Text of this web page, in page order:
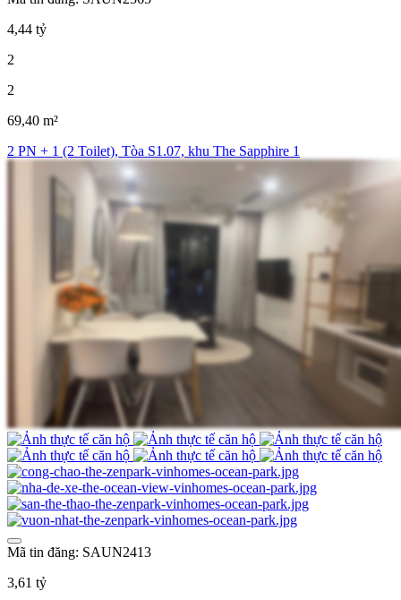
4,44 tỷ
2
2
69,40 m²
2 PN + 1 (2 Toilet), Tòa S1.07, khu The Sapphire 1
Mã tin đăng: SAUN2413
3,61 tỷ